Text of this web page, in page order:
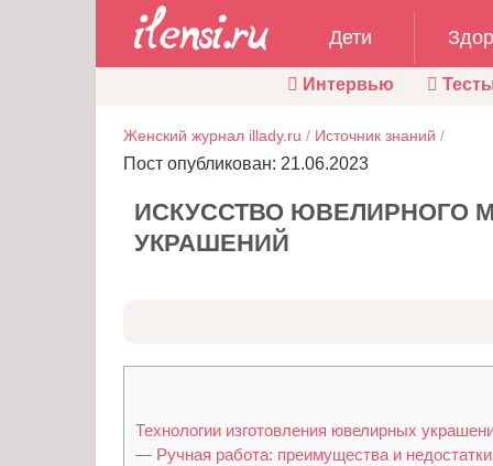
Дети
Интервью
Женский журнал illady.ru / Источник знаний /
Пост опубликован: 21.06.2023
ИСКУССТВО ЮВЕЛИРНОГО
УКРАШЕНИЙ
Технологии изготовления ювелирных
— Ручная работа: преимущества и недостатки